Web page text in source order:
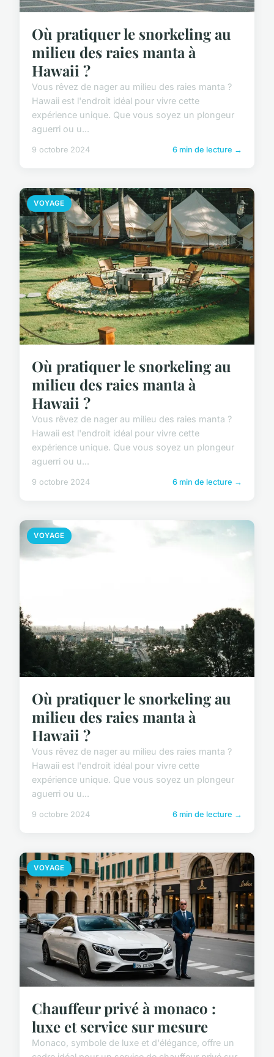
Où pratiquer le snorkeling au
milieu des raies manta à
Hawaii ?
Vous rêvez de nager au milieu des raies manta ?
Hawaii est l'endroit idéal pour vivre cette
expérience unique. Que vous soyez un plongeur
aguerri ou u...
9 octobre 2024 6 min de lecture →
VOYAGE
Où pratiquer le snorkeling au
milieu des raies manta à
Hawaii ?
Vous rêvez de nager au milieu des raies manta ?
Hawaii est l'endroit idéal pour vivre cette
expérience unique. Que vous soyez un plongeur
aguerri ou u...
9 octobre 2024 6 min de lecture →
VOYAGE
Où pratiquer le snorkeling au
milieu des raies manta à
Hawaii ?
Vous rêvez de nager au milieu des raies manta ?
Hawaii est l'endroit idéal pour vivre cette
expérience unique. Que vous soyez un plongeur
aguerri ou u...
9 octobre 2024 6 min de lecture →
VOYAGE
Chauffeur privé à monaco :
luxe et service sur mesure
Monaco, symbole de luxe et d'élégance, offre un